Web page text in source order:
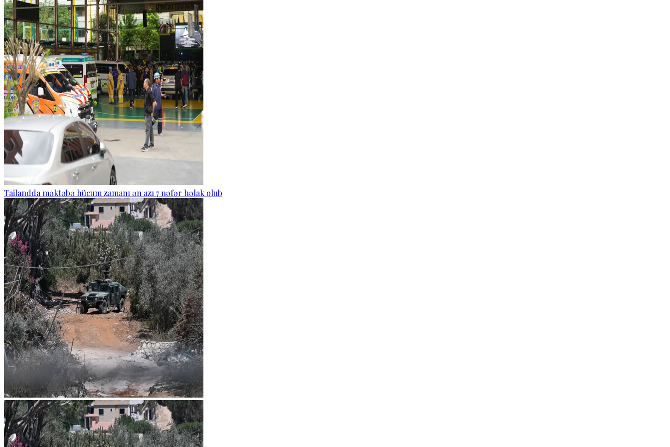
Tailandda məktəbə hücum zamanı ən azı 7 nəfər həlak olub